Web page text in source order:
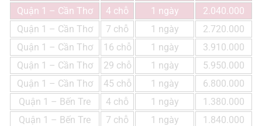
Quận 1 – Cần Thơ 4 chỗ 1 ngày
2.040.000
Quận 1 – Cần Thơ
7 chỗ 1 ngày
2.720.000
Quận 1 – Cần Thơ
16 chỗ 1 ngày
3.910.000
Quận 1 – Cần Thơ
29 chỗ 1 ngày
5.950.000
Quận 1 – Cần Thơ
45 chỗ 1 ngày
6.800.000
Quận 1 – Bến Tre
4 chỗ 1 ngày
1.380.000
Quận 1 – Bến Tre
7 chỗ 1 ngày
1.840.000